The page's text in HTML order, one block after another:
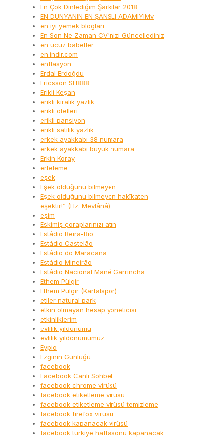
En Çok Dinlediğim Şarkılar 2018
EN DÜNYANIN EN ŞANSLI ADAMIYIMv
en iyi yemek blogları
En Son Ne Zaman CV'nizi Güncellediniz
en ucuz babetler
en.indir.com
enflasyon
Erdal Erdoğdu
Ericsson SH888
Erikli Keşan
erikli kiralık yazlık
erikli otelleri
erikli pansiyon
erikli satılık yazlık
erkek ayakkabı 38 numara
erkek ayakkabı büyük numara
Erkin Koray
erteleme
eşek
Eşek olduğunu bilmeyen
Eşek olduğunu bilmeyen hakîkaten
eşektir!” (Hz. Mevlânâ)
eşim
Eskimiş çoraplarınızı atın
Estádio Beira-Rio
Estádio Castelão
Estádio do Maracanã
Estádio Mineirão
Estádio Nacional Mané Garrincha
Ethem Pülgir
Ethem Pülgir (Kartalspor)
etiler natural park
etkin olmayan hesap yöneticisi
etkinliklerim
evlilik yıldönümü
evlilik yıldönümümüz
Eypio
Ezginin Günlüğü
facebook
Facebook Canlı Sohbet
facebook chrome virüsü
facebook etiketleme virüsü
facebook etiketleme virüsü temizleme
facebook firefox virüsü
facebook kapanacak virüsü
facebook türkiye haftasonu kapanacak